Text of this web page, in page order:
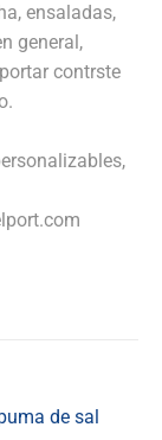
ensaladas,
general,
contrste
de sal